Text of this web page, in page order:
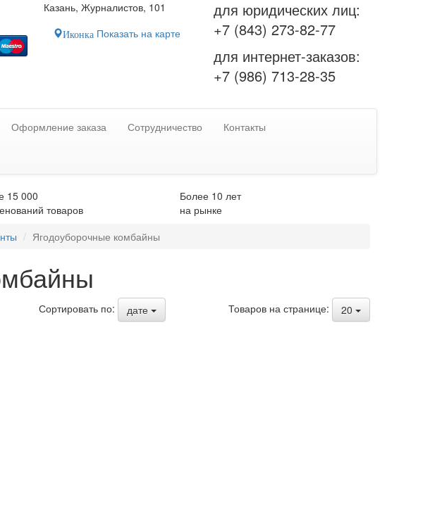
Казань, Журналистов, 101
ИконкаПоказать на карте
для юридических лиц:
+7 (843) 273-82-77
для интернет-заказов:
+7 (986) 713-28-35
Оформление заказа Сотрудничество Контакты
15 000
товаров
Более 10 лет
на рынке
Ягодоуборочные комбайны
Сортировать по: дате Товаров на странице: 20